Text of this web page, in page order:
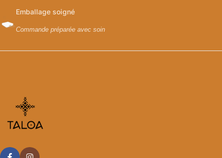
Emballage soigné
Commande préparée avec soin